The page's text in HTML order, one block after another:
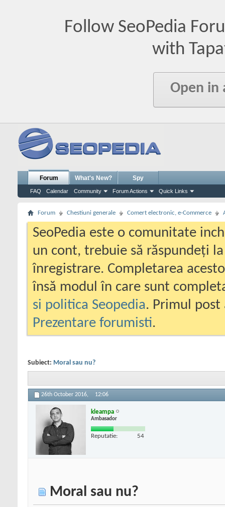
Follow SeoPedia
with
Open in
Forum
FAQ Calendar Community Forum Actions Quick Links
What's New? Spy
Forum Chestiuni generale Comert electronic, e-Commerce
SeoPedia este o comunitate
un cont, trebuie să răspundeți
înregistrare. Completarea
însă modul în care sunt
si politica Seopedia. Primul
Prezentare forumisti.
Subiect: Moral sau nu?
26th October 2016, 12:06
kleampa
Ambasador
Reputatie: 54
Moral sau nu?